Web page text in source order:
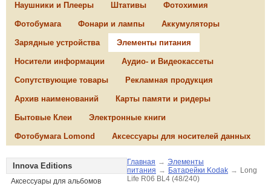
Наушники и Плееры Штативы Фотохимия
Фотобумага Фонари и лампы Аккумуляторы
Зарядные устройства Элементы питания
Носители информации Аудио- и Видеокассеты
Сопутствующие товары Рекламная продукция
Архив наименований Карты памяти и ридеры
Бытовые Клеи Электронные книги
Фотобумага Lomond Аксессуары для носителей данных
Innova Editions
Аксессуары для альбомов
Главная → Элементы
питания → Батарейки Kodak → Long
Life R06 BL4 (48/240)